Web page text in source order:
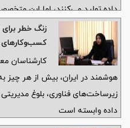
داده تولید می‌کنند، اما این
اطلاعات، مشکلات واقعی را
بیشترین تأثیر را بر رشد صفحه
زنگ خطر برای
کسب‌وکارهای
کارشناسان
هوشمند در ایران، بیش از هر چیز
زیرساخت‌های فناوری، بلوغ
داده وابسته است